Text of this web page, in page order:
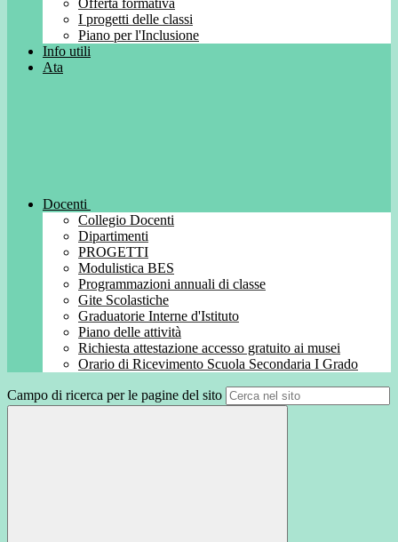
Offerta formativa
I progetti delle classi
Piano per l'Inclusione
Info utili
Ata
Docenti
Collegio Docenti
Dipartimenti
PROGETTI
Modulistica BES
Programmazioni annuali di classe
Gite Scolastiche
Graduatorie Interne d'Istituto
Piano delle attività
Richiesta attestazione accesso gratuito ai musei
Orario di Ricevimento Scuola Secondaria I Grado
Campo di ricerca per le pagine del sito